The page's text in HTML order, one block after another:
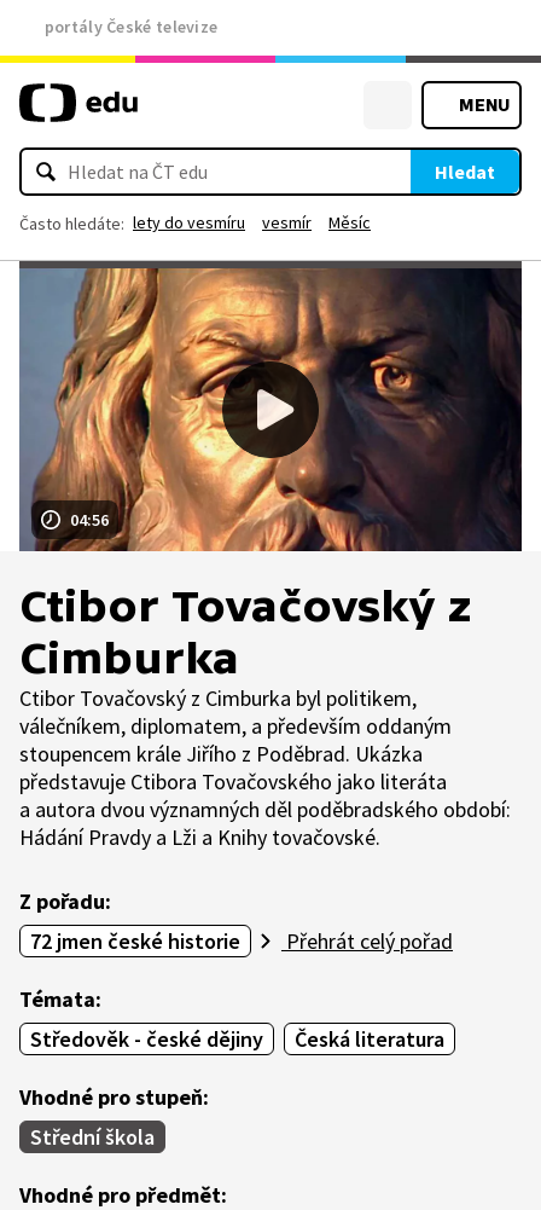
portály České televize
MENU
Hledat
Často hledáte: lety do vesmíru vesmír Měsíc
04:56
Ctibor Tovačovský z
Cimburka
Ctibor Tovačovský z Cimburka byl politikem,
válečníkem, diplomatem, a především oddaným
stoupencem krále Jiřího z Poděbrad. Ukázka
představuje Ctibora Tovačovského jako literáta
a autora dvou významných děl poděbradského období:
Hádání Pravdy a Lži a Knihy tovačovské.
Z pořadu:
72 jmen české historie
Přehrát celý pořad
Témata:
Středověk - české dějiny
Česká literatura
Vhodné pro stupeň:
Střední škola
Vhodné pro předmět: